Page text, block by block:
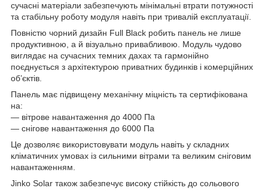
сучасні матеріали забезпечують мінімальні втрати потужності
та стабільну роботу модуля навіть при тривалій експлуатації.
Повністю чорний дизайн Full Black робить панель не лише
продуктивною, а й візуально привабливою. Модуль чудово
виглядає на сучасних темних дахах та гармонійно
поєднується з архітектурою приватних будинків і комерційних
об’єктів.
Панель має підвищену механічну міцність та сертифікована
на:
— вітрове навантаження до 4000 Па
— снігове навантаження до 6000 Па
Це дозволяє використовувати модуль навіть у складних
кліматичних умовах із сильними вітрами та великим сніговим
навантаженням.
Jinko Solar також забезпечує високу стійкість до сольового